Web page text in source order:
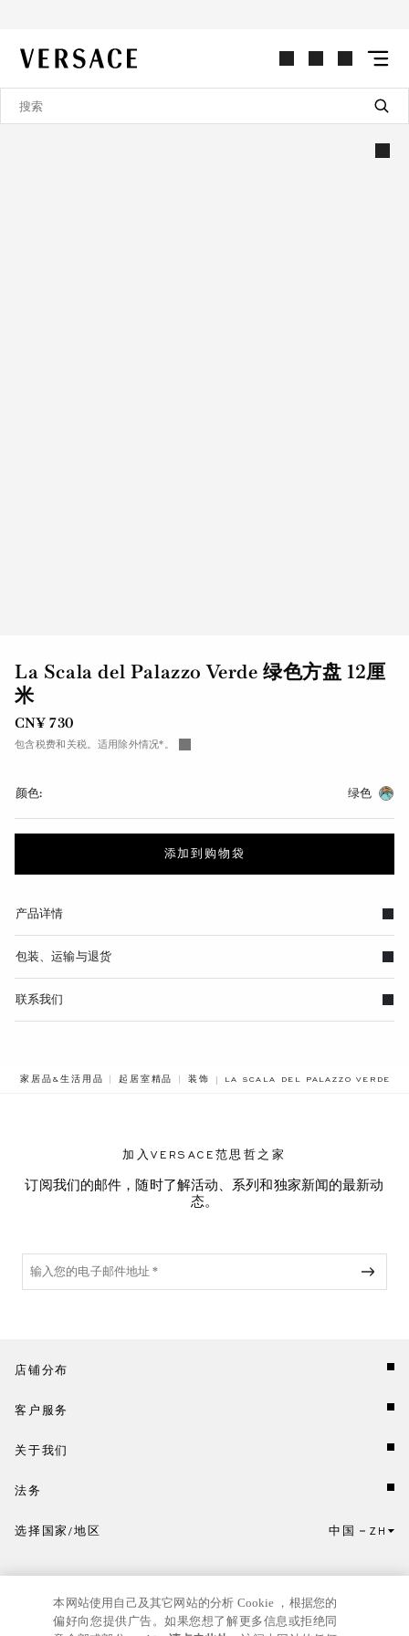
VERSACE | 主页
La Scala del Palazzo Verde 绿色方盘 12厘
米
CN¥ 730
包含税费和关税。适用除外情况*。
颜色: 绿色
添加到购物袋
产品详情
包装、运输与退货
联系我们
家居品&生活用品 起居室精品 装饰 LA SCALA DEL PALAZZO VERDE
加入VERSACE范思哲之家
订阅我们的邮件，随时了解活动、系列和独家新闻的最新动
态。
店铺分布
客户服务
关于我们
法务
点击此处选择国家/地区和语言。
选择国家/地区 中国 ZH
本网站使用自己及其它网站的分析 Cookie ，根据您的
偏好向您提供广告。如果您想了解更多信息或拒绝同